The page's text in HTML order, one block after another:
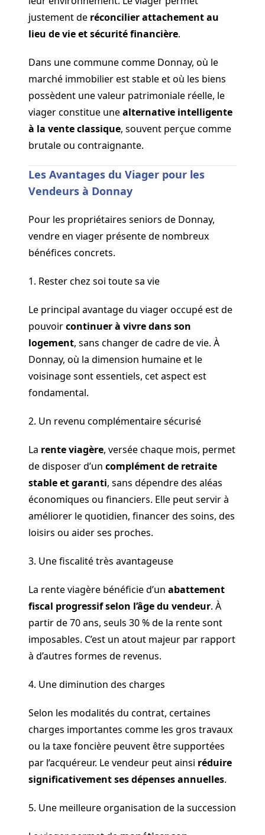
justement de réconcilier attachement au
lieu de vie et sécurité financière.
Dans une commune comme Donnay, où le
marché immobilier est stable et où les biens
possèdent une valeur patrimoniale réelle, le
viager constitue unealternative intelligente
à la vente classique, souvent perçue comme
brutale ou contraignante.
Les Avantages du Viager pour les
Vendeurs à Donnay
Pour les propriétaires seniors de Donnay,
vendre en viager présente de nombreux
bénéfices concrets.
1. Rester chez soi toute sa vie
Le principal avantage du viager occupé est de
pouvoircontinuer à vivre dans son
logement, sans changer de cadre de vie. À
Donnay, où la dimension humaine et le
voisinage sont essentiels, cet aspect est
fondamental.
2. Un revenu complémentaire sécurisé
La rente viagère, versée chaque mois, permet
de disposer d’un complément de retraite
stable et garanti, sans dépendre des aléas
économiques ou financiers. Elle peut servir à
améliorer le quotidien, financer des soins, des
loisirs ou aider ses proches.
3. Une fiscalité très avantageuse
La rente viagère bénéficie d’un abattement
fiscal progressif selon l’âge du vendeur. À
partir de 70 ans, seuls 30 % de la rente sont
imposables. C’est un atout majeur par rapport
à d’autres formes de revenus.
4. Une diminution des charges
Selon les modalités du contrat, certaines
charges importantes comme les gros travaux
ou la taxe foncière peuvent être supportées
par l’acquéreur. Le vendeur peut ainsi réduire
significativement ses dépenses annuelles.
5. Une meilleure organisation de la succession